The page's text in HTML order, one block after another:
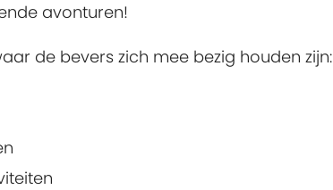
avonturen!
de bevers zich mee bezig houden zijn: